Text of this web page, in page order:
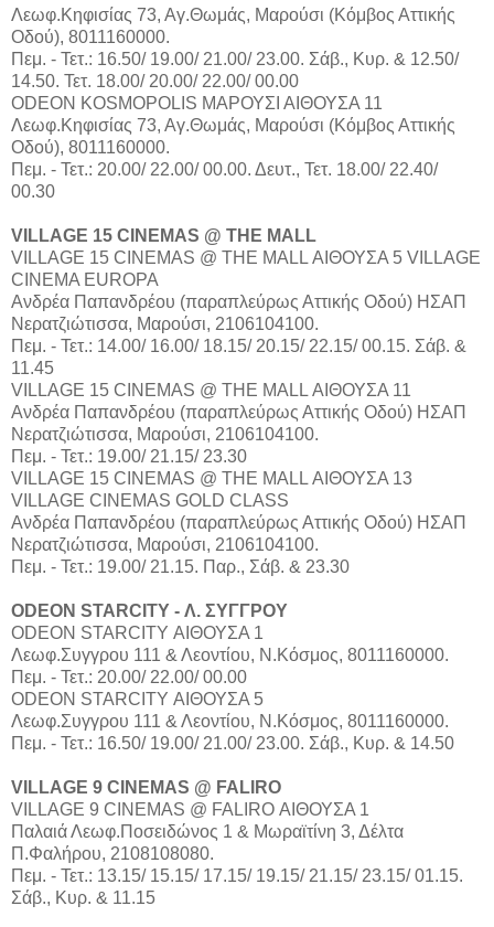
Λεωφ.Κηφισίας 73, Αγ.Θωμάς, Μαρούσι (Κόμβος Αττικής
Οδού), 8011160000.
Πεμ. - Τετ.: 16.50/ 19.00/ 21.00/ 23.00. Σάβ., Κυρ. & 12.50/
14.50. Τετ. 18.00/ 20.00/ 22.00/ 00.00
ODEON KOSMOPOLIS ΜΑΡΟΥΣΙ ΑΙΘΟΥΣΑ 11
Λεωφ.Κηφισίας 73, Αγ.Θωμάς, Μαρούσι (Κόμβος Αττικής
Οδού), 8011160000.
Πεμ. - Τετ.: 20.00/ 22.00/ 00.00. Δευτ., Τετ. 18.00/ 22.40/
00.30
VILLAGE 15 CINEMAS @ THE MALL
VILLAGE 15 CINEMAS @ THE MALL ΑΙΘΟΥΣΑ 5 VILLAGE
CINEMA EUROPA
Aνδρέα Παπανδρέου (παραπλεύρως Αττικής Οδού) ΗΣΑΠ
Νερατζιώτισσα, Μαρούσι, 2106104100.
Πεμ. - Τετ.: 14.00/ 16.00/ 18.15/ 20.15/ 22.15/ 00.15. Σάβ. &
11.45
VILLAGE 15 CINEMAS @ THE MALL ΑΙΘΟΥΣΑ 11
Aνδρέα Παπανδρέου (παραπλεύρως Αττικής Οδού) ΗΣΑΠ
Νερατζιώτισσα, Μαρούσι, 2106104100.
Πεμ. - Τετ.: 19.00/ 21.15/ 23.30
VILLAGE 15 CINEMAS @ THE MALL ΑΙΘΟΥΣΑ 13
VILLAGE CINEMAS GOLD CLASS
Aνδρέα Παπανδρέου (παραπλεύρως Αττικής Οδού) ΗΣΑΠ
Νερατζιώτισσα, Μαρούσι, 2106104100.
Πεμ. - Τετ.: 19.00/ 21.15. Παρ., Σάβ. & 23.30
ODEON STARCITY - Λ. ΣΥΓΓΡΟΥ
ODEON STARCITY ΑΙΘΟΥΣΑ 1
Λεωφ.Συγγρου 111 & Λεοντίου, Ν.Κόσμος, 8011160000.
Πεμ. - Τετ.: 20.00/ 22.00/ 00.00
ODEON STARCITY ΑΙΘΟΥΣΑ 5
Λεωφ.Συγγρου 111 & Λεοντίου, Ν.Κόσμος, 8011160000.
Πεμ. - Τετ.: 16.50/ 19.00/ 21.00/ 23.00. Σάβ., Κυρ. & 14.50
VILLAGE 9 CINEMAS @ FALIRO
VILLAGE 9 CINEMAS @ FALIRO ΑΙΘΟΥΣΑ 1
Παλαιά Λεωφ.Ποσειδώνος 1 & Μωραϊτίνη 3, Δέλτα
Π.Φαλήρου, 2108108080.
Πεμ. - Τετ.: 13.15/ 15.15/ 17.15/ 19.15/ 21.15/ 23.15/ 01.15.
Σάβ., Κυρ. & 11.15